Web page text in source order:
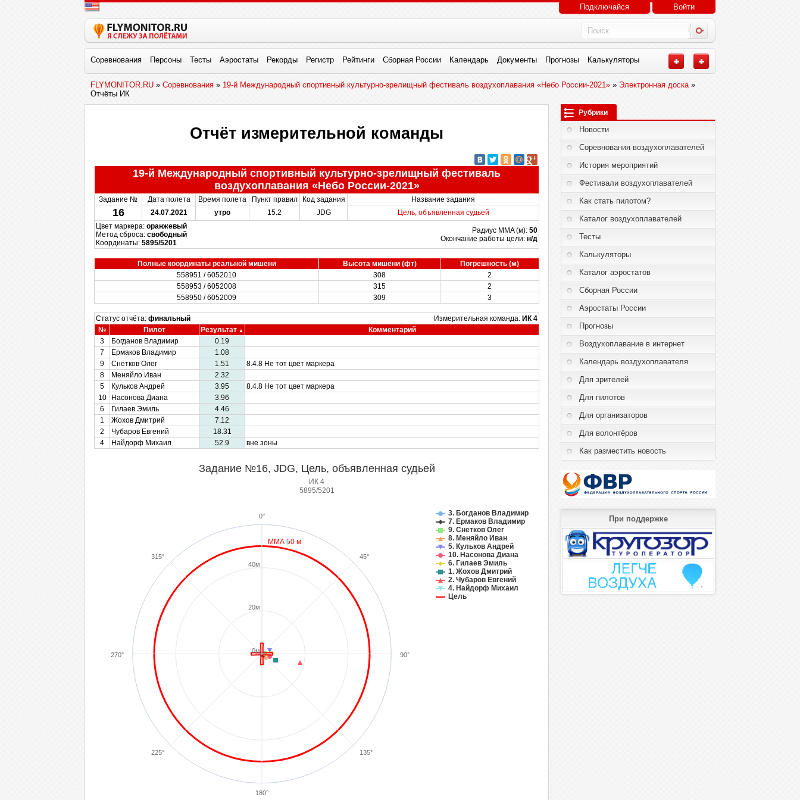
Подключайся Войти
Соревнования Персоны Тесты Аэростаты Рекорды Регистр Рейтинги Сборная России Календарь Документы Прогнозы Калькуляторы
FLYMONITOR.RU » Соревнования » 19-й Международный спортивный культурно-зрелищный фестиваль воздухоплавания «Небо России-2021» » Электронная доска»
Отчёты ИК
Отчёт измерительной команды
19-й Международный спортивный культурно-зрелищный фестиваль
воздухоплавания «Небо России-2021»
Задание № Дата полета Время полета Пункт правил Код задания Название задания
16 24.07.2021 утро 15.2 JDG
Цель, объявленная судьей
Цвет маркера: оранжевый
Метод сброса: свободный
Координаты: 5895/5201
Радиус MMA (м): 50
Окончание работы цели: н/д
Полные координаты реальной мишени Высота мишени (фт)
Погрешность (м)
558951 / 6052010
308
2
558953 / 6052008
315
2
558950 / 6052009
309 3
Статус отчёта: финальный Измерительная команда: ИК 4
№
Пилот Результат
Комментарий
3
Богданов Владимир
0.19
7
Ермаков Владимир
1.08
9
Снетков Олег 1.51
8.4.8 Не тот цвет маркера
8
Меняйло Иван
2.32
5
Кульков Андрей 3.95
8.4.8 Не тот цвет маркера
10
Насонова Диана
3.96
6
Гилаев Эмиль
4.46
1
Жохов Дмитрий
7.12
2
Чубаров Евгений
18.31
4
Найдорф Михаил 52.9 вне зоны
ММА 50 м
Задание №16, JDG, Цель, объявленная судьей
ИК 4
5895/5201
0°
45°
90°
135°
180°
225°
270°
315°
0м
20м
40м
3. Богданов Владимир
7. Ермаков Владимир
9. Снетков Олег
8. Меняйло Иван
5. Кульков Андрей
10. Насонова Диана
6. Гилаев Эмиль
1. Жохов Дмитрий
2. Чубаров Евгений
4. Найдорф Михаил
Цель
Рубрики
Новости
Соревнования воздухоплавателей
История мероприятий
Фестивали воздухоплавателей
Как стать пилотом?
Каталог воздухоплавателей
Тесты
Калькуляторы
Каталог аэростатов
Сборная России
Аэростаты России
Прогнозы
Воздухоплавание в интернет
Календарь воздухоплавателя
Для зрителей
Для пилотов
Для организаторов
Для волонтёров
Как разместить новость
При поддержке